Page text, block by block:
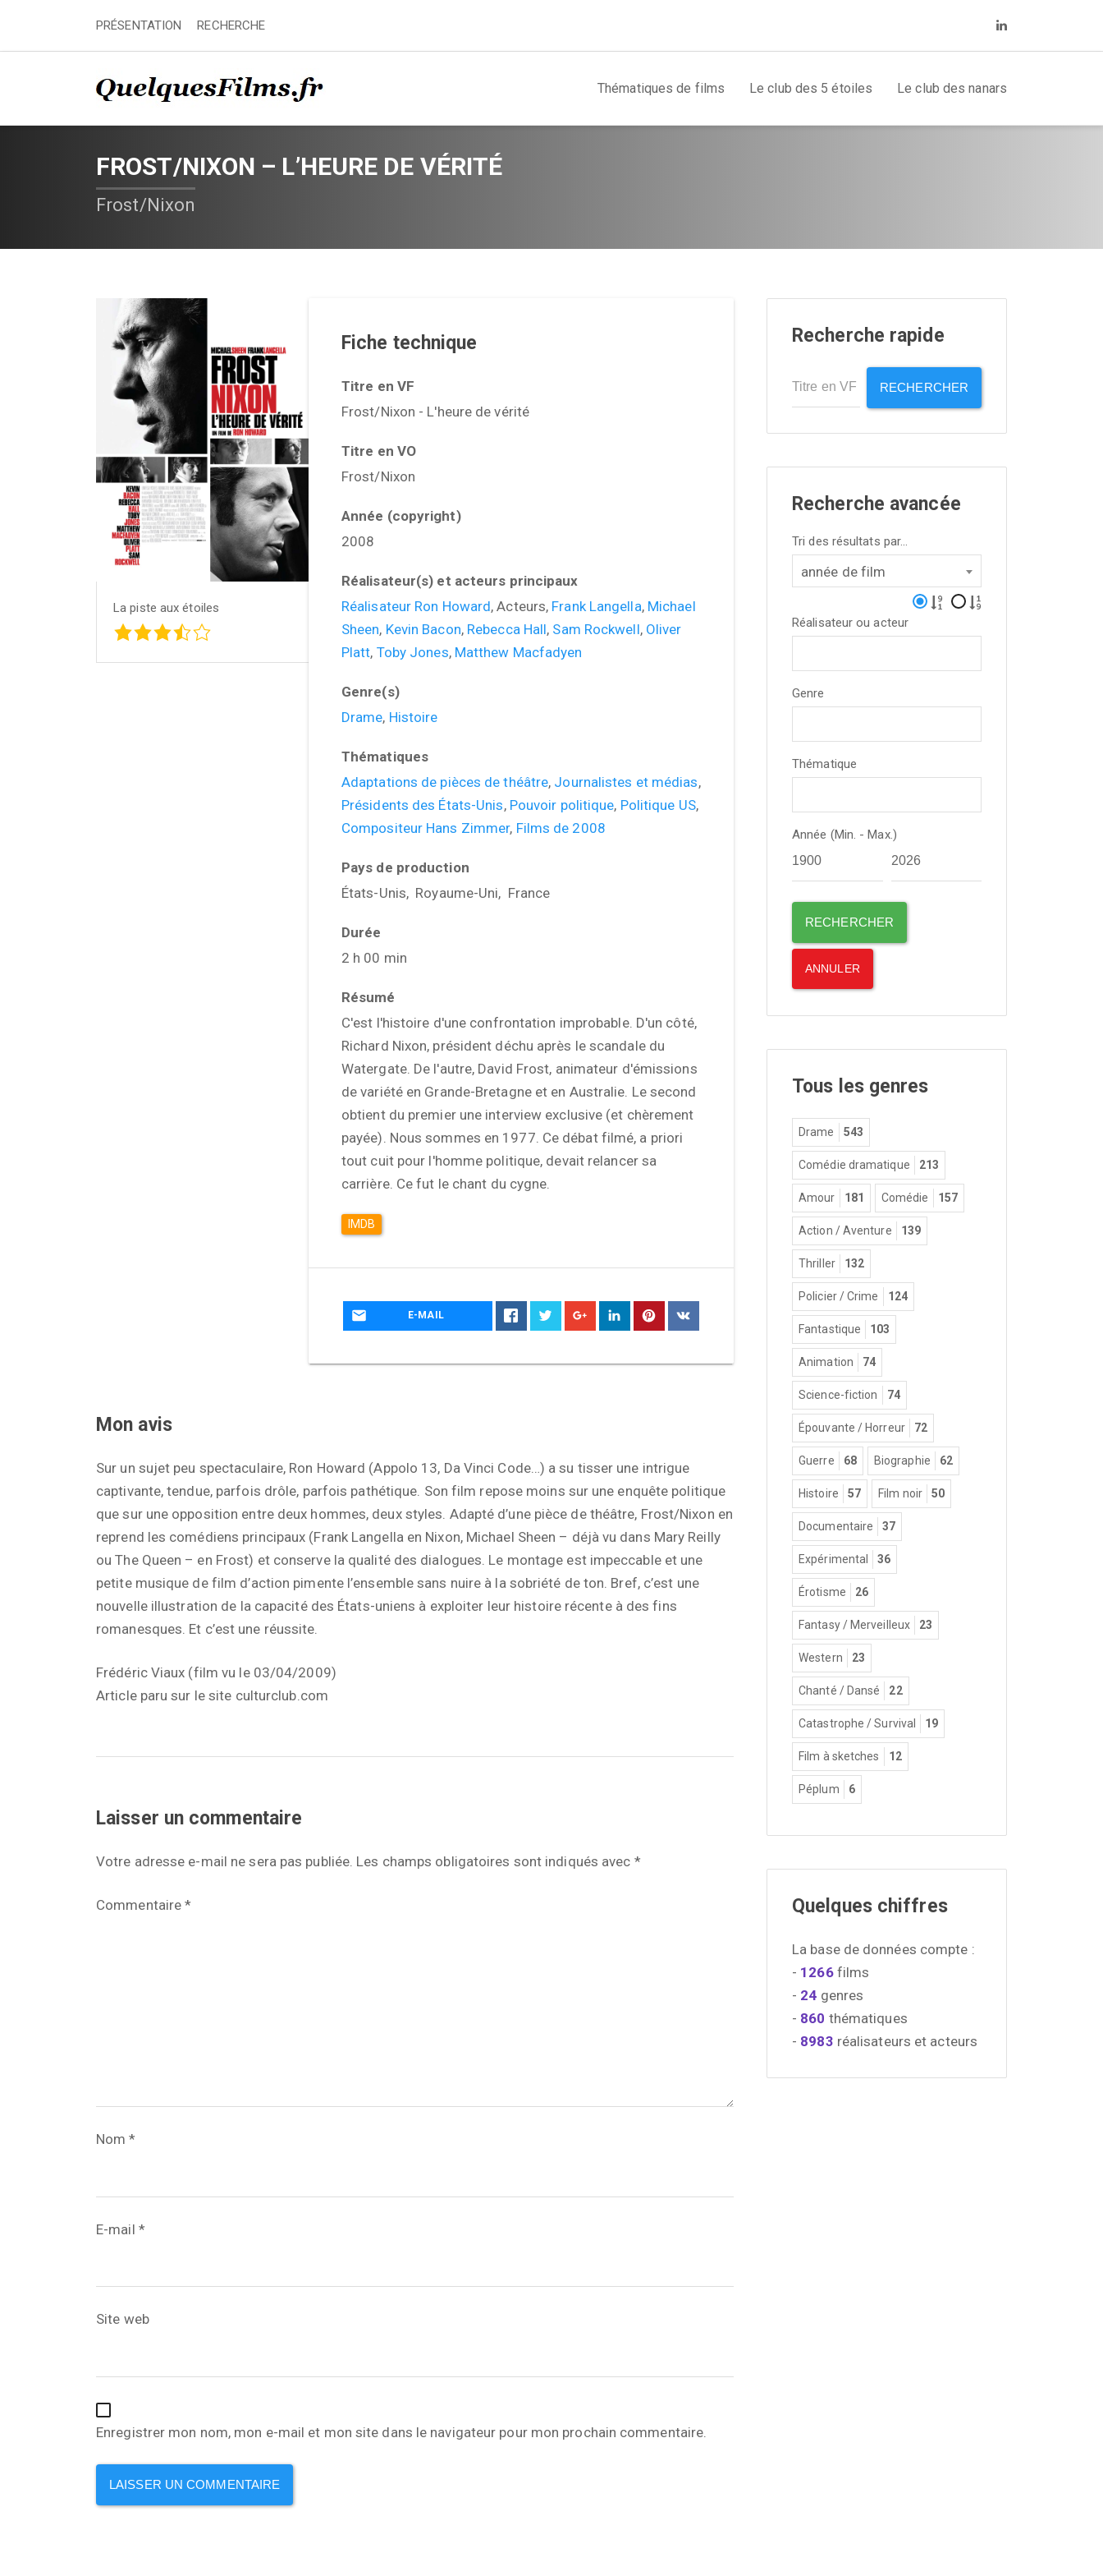
PRÉSENTATION RECHERCHE
Thématiques de films Le club des 5 étoiles Le club des nanars
FROST/NIXON – L’HEURE DE VÉRITÉ
Frost/Nixon
La piste aux étoiles
Fiche technique
Titre en VF
Frost/Nixon - L'heure de vérité
Titre en VO
Frost/Nixon
Année (copyright)
2008
Réalisateur(s) et acteurs principaux
Réalisateur Ron Howard, Acteurs, Frank Langella, Michael
Sheen, Kevin Bacon, Rebecca Hall, Sam Rockwell, Oliver
Platt, Toby Jones, Matthew Macfadyen
Genre(s)
Drame, Histoire
Thématiques
Adaptations de pièces de théâtre, Journalistes et médias,
Présidents des États-Unis, Pouvoir politique, Politique US,
Compositeur Hans Zimmer, Films de 2008
Pays de production
États-Unis, Royaume-Uni, France
Durée
2 h 00 min
Résumé
C'est l'histoire d'une confrontation improbable. D'un côté,
Richard Nixon, président déchu après le scandale du
Watergate. De l'autre, David Frost, animateur d'émissions
de variété en Grande-Bretagne et en Australie. Le second
obtient du premier une interview exclusive (et chèrement
payée). Nous sommes en 1977. Ce débat filmé, a priori
tout cuit pour l'homme politique, devait relancer sa
carrière. Ce fut le chant du cygne.
IMDB
E-MAIL
Mon avis
Sur un sujet peu spectaculaire, Ron Howard (Appolo 13, Da Vinci Code…) a su tisser une intrigue
captivante, tendue, parfois drôle, parfois pathétique. Son film repose moins sur une enquête politique
que sur une opposition entre deux hommes, deux styles. Adapté d’une pièce de théâtre, Frost/Nixon en
reprend les comédiens principaux (Frank Langella en Nixon, Michael Sheen – déjà vu dans Mary Reilly
ou The Queen – en Frost) et conserve la qualité des dialogues. Le montage est impeccable et une
petite musique de film d’action pimente l’ensemble sans nuire à la sobriété de ton. Bref, c’est une
nouvelle illustration de la capacité des États-uniens à exploiter leur histoire récente à des fins
romanesques. Et c’est une réussite.
Frédéric Viaux (film vu le 03/04/2009)
Article paru sur le site culturclub.com
Laisser un commentaire
Votre adresse e-mail ne sera pas publiée. Les champs obligatoires sont indiqués avec *
Commentaire*
Nom*
E-mail *
Site web
Enregistrer mon nom, mon e-mail et mon site dans le navigateur pour mon prochain commentaire.
Recherche rapide
RECHERCHER
Recherche avancée
Tri des résultats par...
année de film
Réalisateur ou acteur
Genre
Thématique
Année (Min. - Max.)
Tous les genres
Drame 543
Comédie dramatique 213
Amour 181 Comédie 157
Action / Aventure 139
Thriller 132
Policier / Crime 124
Fantastique 103
Animation 74
Science-fiction 74
Épouvante / Horreur 72
Guerre 68 Biographie 62
Histoire 57 Film noir 50
Documentaire 37
Expérimental 36
Érotisme 26
Fantasy / Merveilleux 23
Western 23
Chanté / Dansé 22
Catastrophe / Survival 19
Film à sketches 12
Péplum 6
Quelques chiffres
La base de données compte :
- 1266films
- 24 genres
- 860 thématiques
- 8983 réalisateurs et acteurs